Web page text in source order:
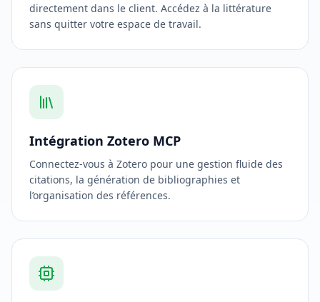
directement dans le client. Accédez à la littérature
sans quitter votre espace de travail.
Intégration Zotero MCP
Connectez-vous à Zotero pour une gestion fluide des
citations, la génération de bibliographies et
l’organisation des références.